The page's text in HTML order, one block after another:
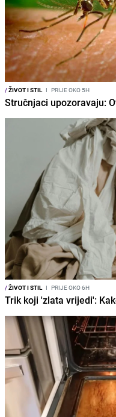
/ŽIVOT I STIL I PRIJE OKO 5H
Stručnjaci upozoravaju:
/ŽIVOT I STIL I PRIJE OKO 6H
Trik koji 'zlata vrijedi':